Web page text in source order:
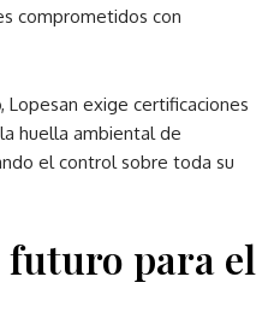
comprometidos con
exige certificaciones
huella ambiental de
el control sobre toda su
futuro para el